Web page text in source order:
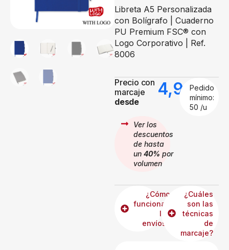
Libreta A5 Personalizada
con Bolígrafo | Cuaderno
PU Premium FSC® con
Logo Corporativo | Ref.
8006
Precio con
marcaje
desde
4,99€
Pedido
mínimo:
50 /u
Ver los
descuentos
de hasta
un 40% por
volumen
¿Cómo
funcionan
los
envíos?
¿Cuáles
son las
técnicas
de
marcaje?